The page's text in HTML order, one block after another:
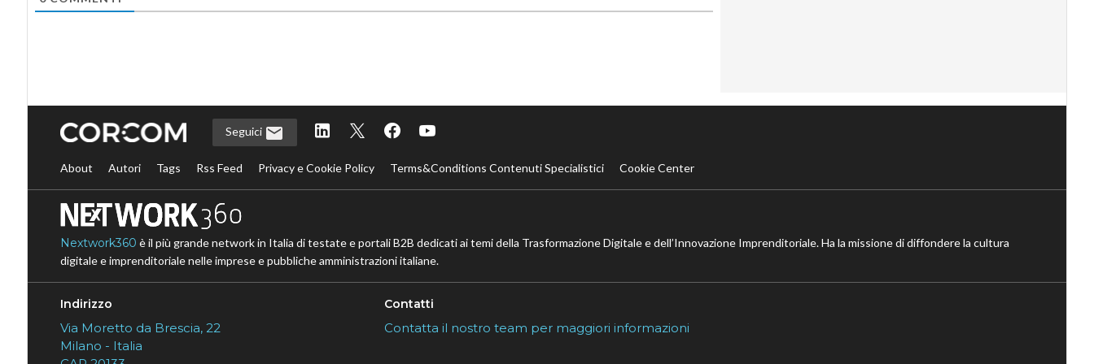
Seguici
About Autori Tags Rss Feed Privacy e Cookie Policy Terms&Conditions Contenuti Specialistici Cookie Center
Nextwork360 è il più grande network in Italia di testate e portali B2B dedicati ai temi della Trasformazione Digitale e dell’Innovazione Imprenditoriale. Ha la missione di diffondere la cultura
digitale e imprenditoriale nelle imprese e pubbliche amministrazioni italiane.
Indirizzo
Via Moretto da Brescia, 22
Milano - Italia
Contatti
Contatta il nostro team per maggiori informazioni